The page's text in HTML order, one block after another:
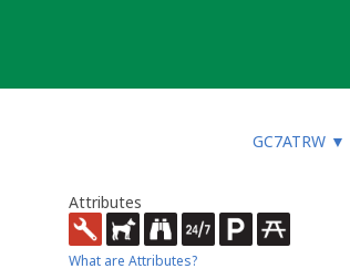
GC7ATRW ▼
Attributes
What are Attributes?